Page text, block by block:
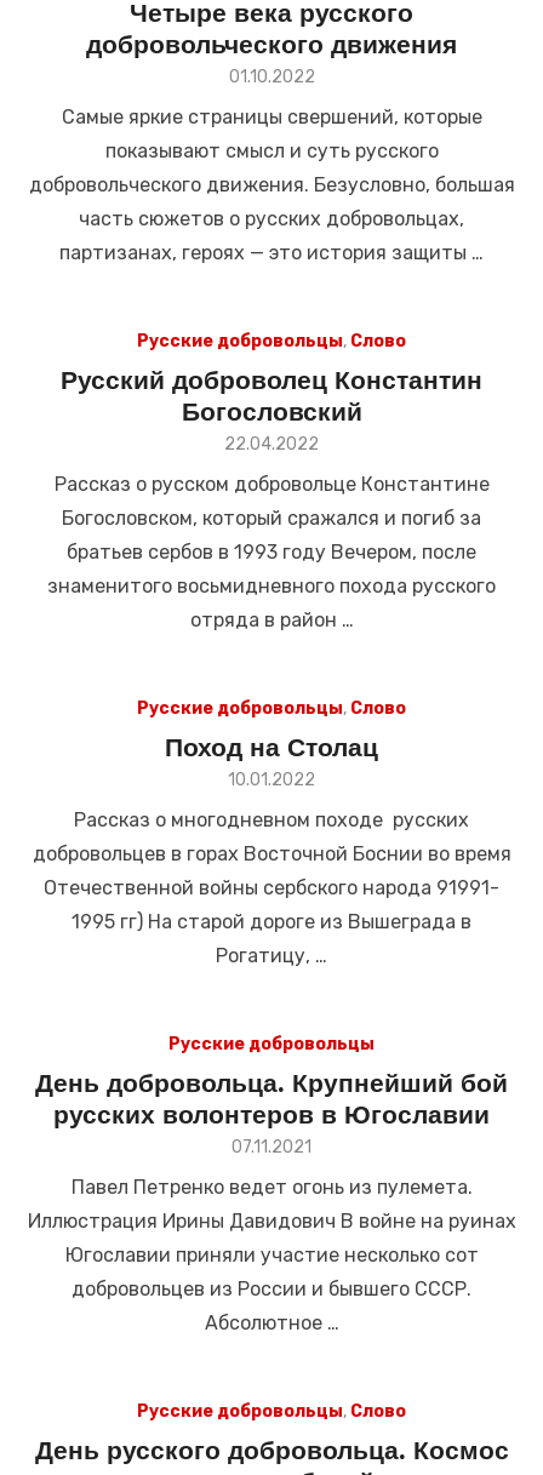
Четыре века русского
добровольческого движения
Размещено
01.10.2022
Самые яркие страницы свершений, которые
показывают смысл и суть русского
добровольческого движения. Безусловно, большая
часть сюжетов о русских добровольцах,
партизанах, героях — это история защиты …
Русские добровольцы, Слово
Русский доброволец Константин
Богословский
Размещено
22.04.2022
Рассказ о русском добровольце Константине
Богословском, который сражался и погиб за
братьев сербов в 1993 году Вечером, после
знаменитого восьмидневного похода русского
отряда в район …
Русские добровольцы, Слово
Поход на Столац
Размещено
10.01.2022
Рассказ о многодневном походе русских
добровольцев в горах Восточной Боснии во время
Отечественной войны сербского народа 91991-
1995 гг) На старой дороге из Вышеграда в
Рогатицу, …
Русские добровольцы
День добровольца. Крупнейший бой
русских волонтеров в Югославии
Размещено
07.11.2021
Павел Петренко ведет огонь из пулемета.
Иллюстрация Ирины Давидович В войне на руинах
Югославии приняли участие несколько сот
добровольцев из России и бывшего СССР.
Абсолютное …
Русские добровольцы, Слово
День русского добровольца. Космос